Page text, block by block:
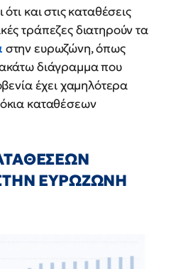
και στις καταθέσεις
τράπεζες διατηρούν τα
στην ευρωζώνη, όπως
διάγραμμα που
έχει χαμηλότερα
καταθέσεων
ΕΥΡΩΖΩΝΗ